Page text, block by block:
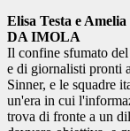
Elisa Testa e
DA IMOLA
Il confine sfumato
e di giornalisti pronti
Sinner, e le squadre
un'era in cui
trova di fronte a un